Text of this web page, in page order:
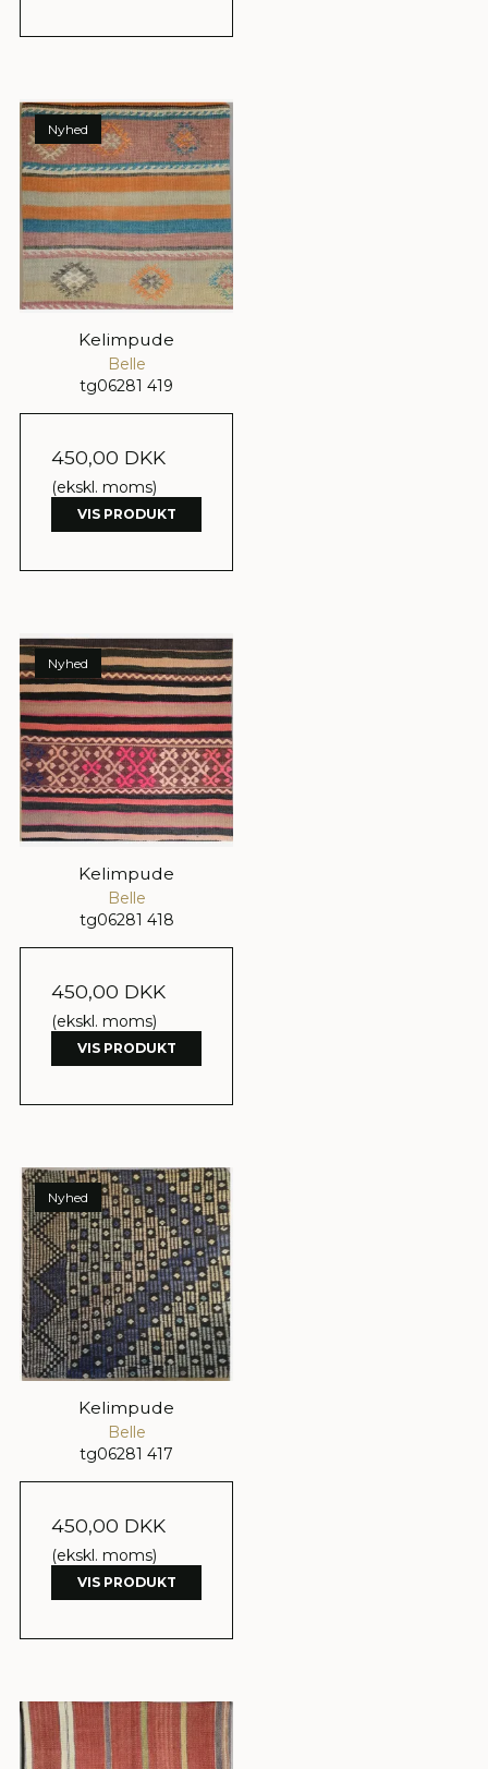
Nyhed
Kelimpude
Belle
tg06281 419
450,00 DKK
(ekskl. moms)
VIS PRODUKT
Nyhed
Kelimpude
Belle
tg06281 418
450,00 DKK
(ekskl. moms)
VIS PRODUKT
Nyhed
Kelimpude
Belle
tg06281 417
450,00 DKK
(ekskl. moms)
VIS PRODUKT